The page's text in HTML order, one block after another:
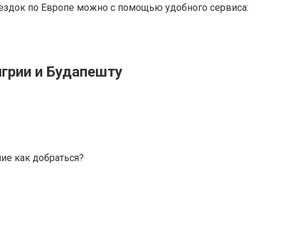
по Европе можно с помощью удобного сервиса:
и Будапешту